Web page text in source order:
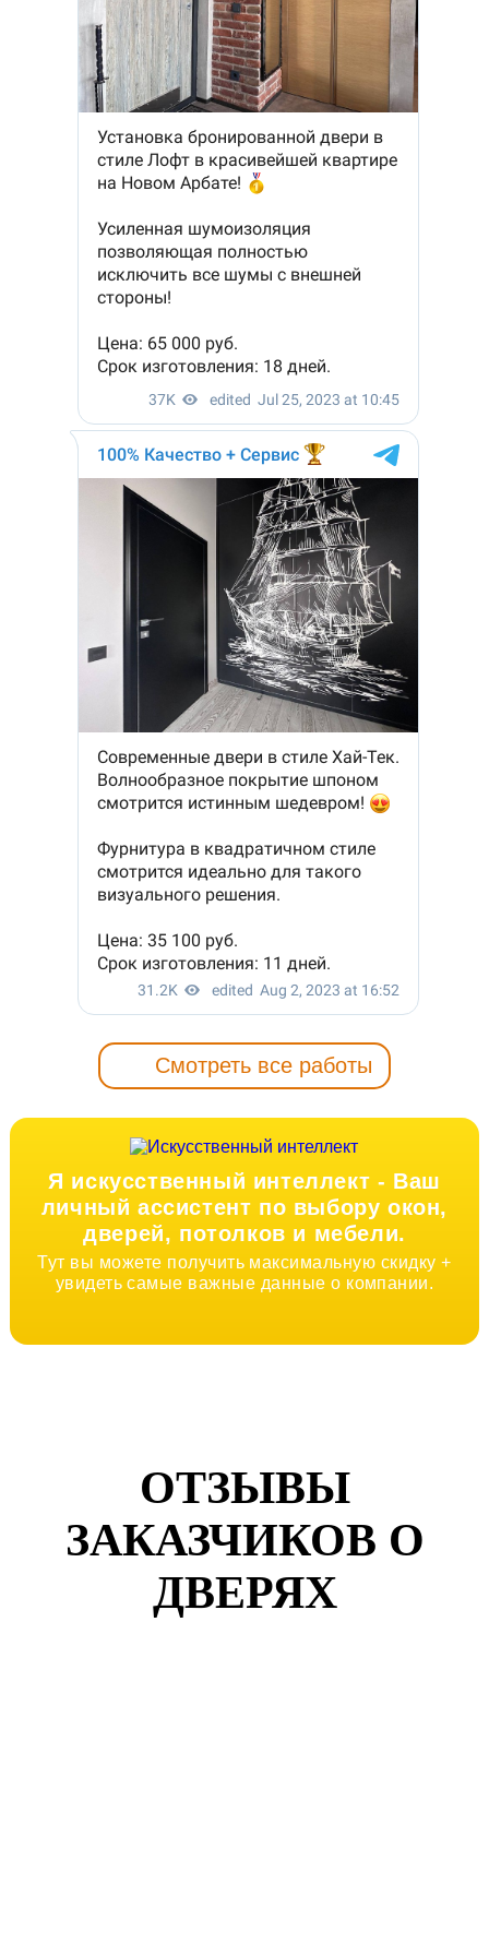
Смотреть все работы
Я искусственный интеллект - Ваш
личный ассистент по выбору окон,
дверей, потолков и мебели.
Тут вы можете получить максимальную скидку +
увидеть самые важные данные о компании.
ОТЗЫВЫ
ЗАКАЗЧИКОВ О
ДВЕРЯХ